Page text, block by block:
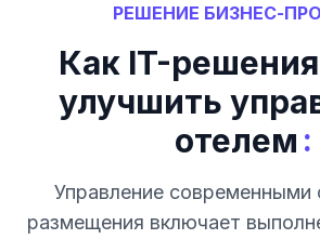
РЕШЕНИЕ БИЗНЕС-
Как IT-
улучшить
отелем :
Управление современными
размещения включает